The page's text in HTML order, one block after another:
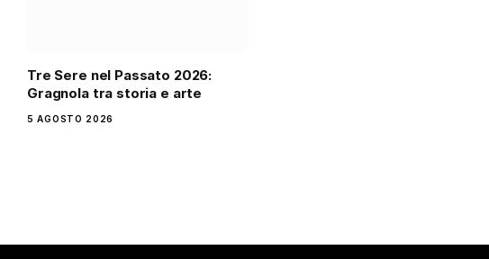
Tre Sere nel Passato 2026:
Gragnola tra storia e arte
5 AGOSTO 2026